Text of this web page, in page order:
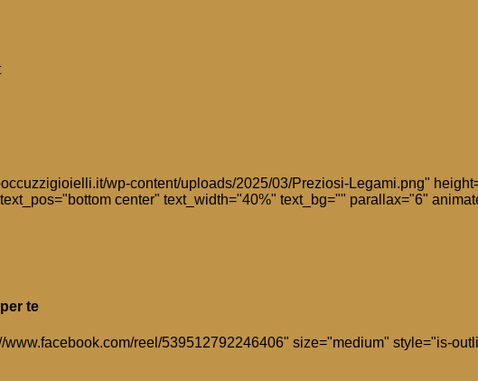
wp-content/uploads/2025/03/Preziosi-Legami.png"
center" text_width="40%" text_bg="" parallax="6"
te
www.facebook.com/reel/539512792246406" size="medium" style="is-